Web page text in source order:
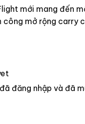
mới mang đến
công mở rộng carry
đăng nhập và đã